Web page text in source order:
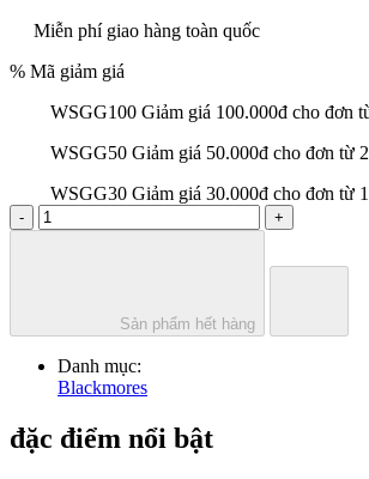
Miễn phí giao hàng toàn quốc
% Mã giảm giá
WSGG100 Giảm giá 100.000đ cho đơn
WSGG50 Giảm giá 50.000đ cho đơn từ
WSGG30 Giảm giá 30.000đ cho đơn từ
- +
Sản phẩm hết hàng
Danh mục:
Blackmores
đặc điểm nổi bật